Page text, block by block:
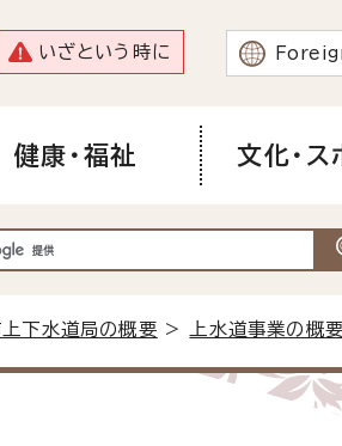
いざという時に
健康・福祉 文化・ス
下水道局の概要 > 上水道事業の概要